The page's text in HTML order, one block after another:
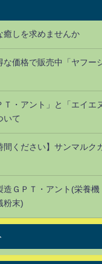
癒しを求めませんか
な価格で販売中「ヤフー
Ｔ・アント」と「エイエ
いて
間ください】サンマルク
造ＧＰＴ・アント(栄養機
粉末)